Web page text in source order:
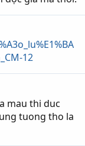
12
mau thi duc
tuong tho la